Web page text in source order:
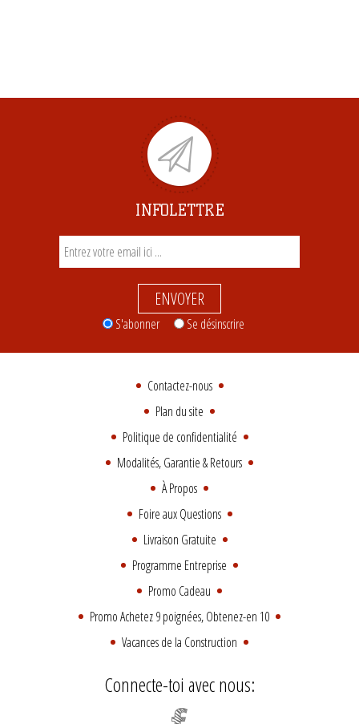
INFOLETTRE
ENVOYER
S'abonner Se désinscrire
Contactez-nous
Plan du site
Politique de confidentialité
Modalités, Garantie & Retours
À Propos
Foire aux Questions
Livraison Gratuite
Programme Entreprise
Promo Cadeau
Promo Achetez 9 poignées, Obtenez-en 10
Vacances de la Construction
Connecte-toi avec nous: